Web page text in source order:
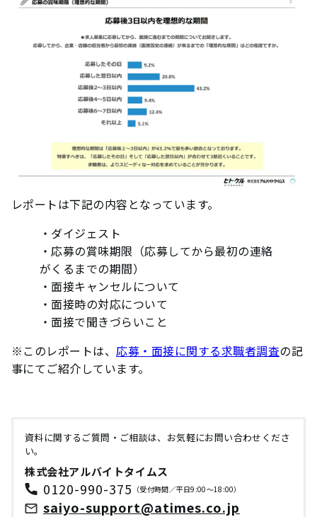
レポートは下記の内容となっています。
・ダイジェスト
・応募の賞味期限（応募してから最初の連絡
がくるまでの期間）
・面接キャンセルについて
・面接時の対応について
・面接で聞きづらいこと
※このレポートは、応募・面接に関する求職者調査の記
事にてご紹介しています。
資料に関するご質問・ご相談は、お気軽にお問い合わせくださ
い。
株式会社アルバイトタイムス
0120-990-375 （受付時間／平日9:00～18:00）
saiyo-support@atimes.co.jp